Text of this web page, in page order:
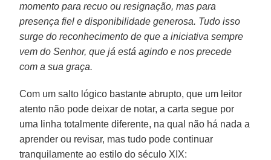
momento para recuo ou resignação, mas para
presença fiel e disponibilidade generosa. Tudo isso
surge do reconhecimento de que a iniciativa sempre
vem do Senhor, que já está agindo e nos precede
com a sua graça.
Com um salto lógico bastante abrupto, que um leitor
atento não pode deixar de notar, a carta segue por
uma linha totalmente diferente, na qual não há nada a
aprender ou revisar, mas tudo pode continuar
tranquilamente ao estilo do século XIX: